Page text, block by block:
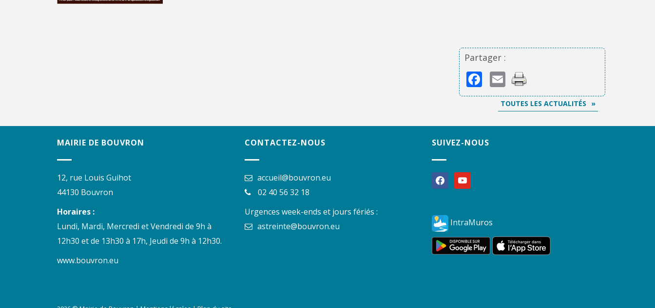
Partager :
Facebook
Email
TOUTES LES ACTUALITÉS
MAIRIE DE BOUVRON
12, rue Louis Guihot
44130 Bouvron
Horaires :
Lundi, Mardi, Mercredi et Vendredi de 9h à
12h30 et de 13h30 à 17h, Jeudi de 9h à 12h30.
www.bouvron.eu
CONTACTEZ-NOUS
accueil@bouvron.eu
02 40 56 32 18
Urgences week-ends et jours fériés :
astreinte@bouvron.eu
SUIVEZ-NOUS
facebookyoutube
IntraMuros